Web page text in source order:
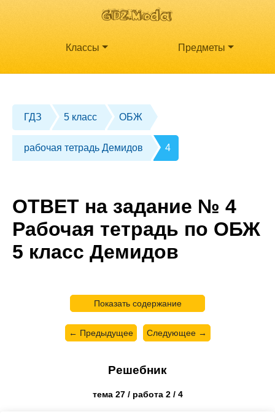
Классы Предметы
ГДЗ 5 класс ОБЖ
рабочая тетрадь Демидов 4
ОТВЕТ на задание № 4
Рабочая тетрадь по ОБЖ
5 класс Демидов
Показать содержание
← Предыдущее Следующее →
Решебник
тема 27 / работа 2 / 4